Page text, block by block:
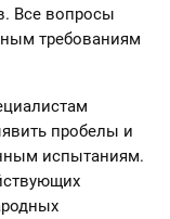
Все вопросы
требованиям
пробелы и
испытаниям.